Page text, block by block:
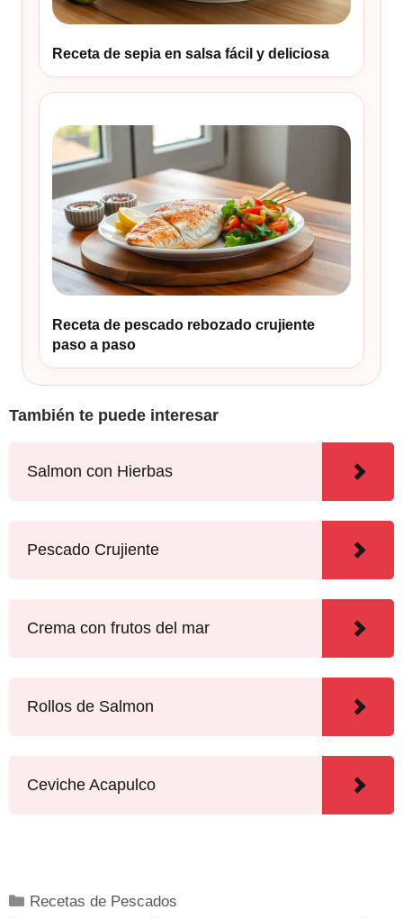
Receta de sepia en salsa fácil y deliciosa
Receta de pescado rebozado crujiente
paso a paso
También te puede interesar
Salmon con Hierbas
Pescado Crujiente
Crema con frutos del mar
Rollos de Salmon
Ceviche Acapulco
Recetas de Pescados